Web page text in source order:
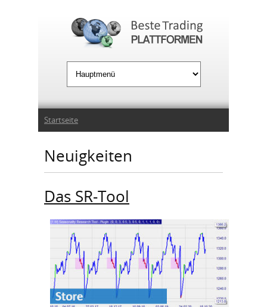
Sie sind hier
Startseite
Neuigkeiten
Das SR-Tool